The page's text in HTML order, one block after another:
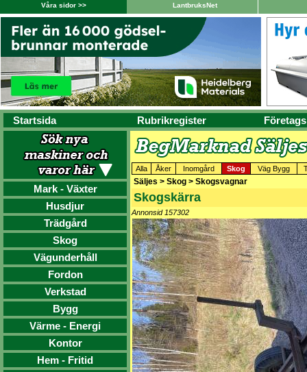
Våra sidor >> LantbruksNet
Startsida Rubrikregister
Mark - Växter
Husdjur
Trädgård
Skog
Vägunderhåll
Fordon
Verkstad
Bygg
Värme - Energi
Kontor
Hem - Fritid
Alla Åker Inomgård Skog Väg Bygg
Säljes > Skog > Skogsvagnar
Skogskärra
Annonsid 157302